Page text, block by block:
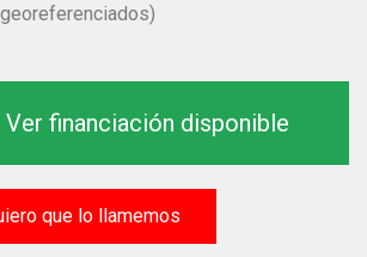
Ver financiación disponible
que lo llamemos